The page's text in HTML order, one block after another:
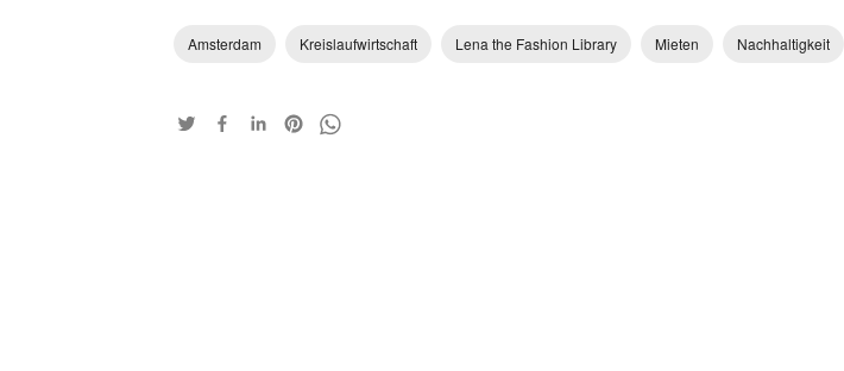
Amsterdam Kreislaufwirtschaft Lena the Fashion Library Mieten Nachhaltigkeit